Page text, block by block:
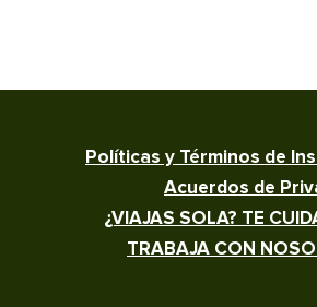
Políticas y Términos de
Acuerdos de
¿VIAJAS SOLA? TE
TRABAJA CON